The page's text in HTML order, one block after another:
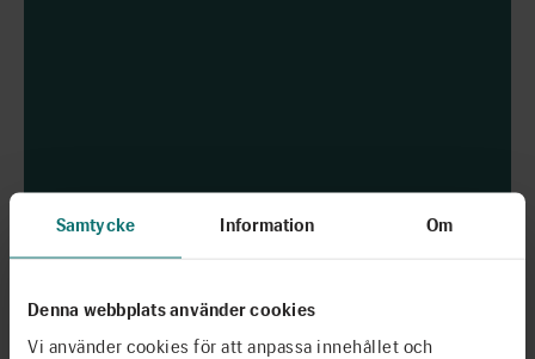
Samtycke Information Om
Denna webbplats använder cookies
Vi använder cookies för att anpassa innehållet och